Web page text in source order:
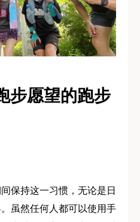
步愿望的跑步
保持这一习惯，无论是日
虽然任何人都可以使用手